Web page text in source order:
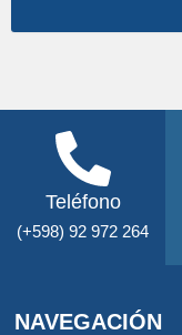
Teléfono
(+598) 92 972 264
NAVEGACIÓN